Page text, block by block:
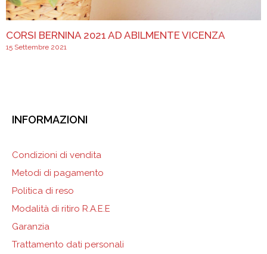
CORSI BERNINA 2021 AD ABILMENTE VICENZA
15 Settembre 2021
INFORMAZIONI
Condizioni di vendita
Metodi di pagamento
Politica di reso
Modalità di ritiro R.A.E.E
Garanzia
Trattamento dati personali